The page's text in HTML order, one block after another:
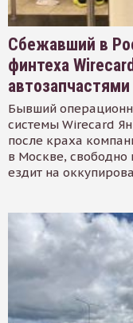
Сбежавший в
финтеха
автозапчастями
Бывший
системы Wirecard
после краха
в Москве,
ездит на